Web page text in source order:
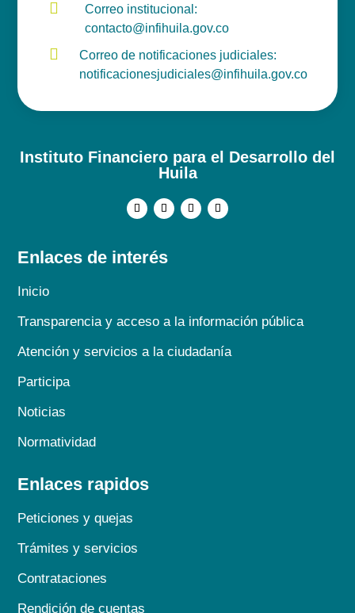

Correo institucional:
contacto@infihuila.gov.co

Correo de notificaciones judiciales:
notificacionesjudiciales@infihuila.gov.co
Instituto Financiero para el Desarrollo del
Huila
Enlaces de interés
Inicio
Transparencia y acceso a la información pública
Atención y servicios a la ciudadanía
Participa
Noticias
Normatividad
Enlaces rapidos
Peticiones y quejas
Trámites y servicios
Contrataciones
Rendición de cuentas